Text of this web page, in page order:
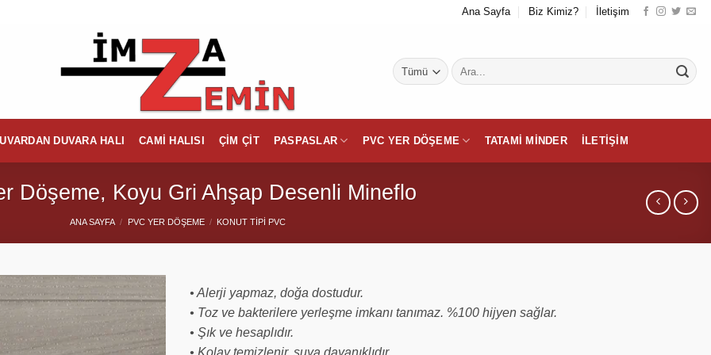
Ana Sayfa Biz Kimiz? İletişim
Ara:
DUVARA HALI CAMI HALISI ÇIM ÇIT PASPASLAR PVC YER DÖŞEME TATAMI MINDER İLETIŞIM
Döşeme, Koyu Gri Ahşap Desenli Mineflo
ANA SAYFA / PVC YER DÖŞEME / KONUT TIPI PVC
• Alerji yapmaz, doğa dostudur.
• Toz ve bakterilere yerleşme imkanı tanımaz. %100 hijyen sağlar.
• Şık ve hesaplıdır.
• Kolay temizlenir, suya dayanıklıdır.